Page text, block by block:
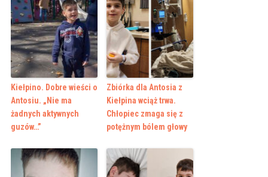
Kiełpino. Dobre wieści o
Antosiu. „Nie ma
żadnych aktywnych
guzów…”
Zbiórka dla Antosia z
Kiełpina wciąż trwa.
Chłopiec zmaga się z
potężnym bólem głowy